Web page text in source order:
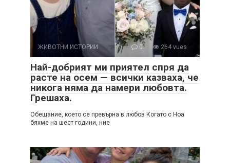
ЖИВОТНИ ИСТОРИИ 0 264 vues
Най-добрият ми приятел спря да
расте на осем — всички казваха, че
никога няма да намери любовта.
Грешаха.
Обещание, което се превърна в любов Когато с Ноа
бяхме на шест години, ние